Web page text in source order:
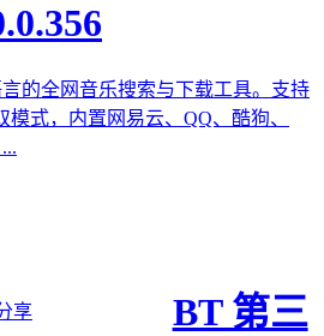
的全网音乐搜索与下载工具。支持
模式，内置网易云、QQ、酷狗、
享
BT 第三